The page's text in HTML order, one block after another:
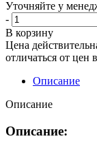
Уточняйте у
-
В корзину
Цена
отличаться от цен
Описание
Описание
Описание: